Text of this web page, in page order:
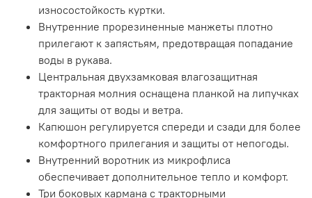
износостойкость куртки.
Внутренние прорезиненные манжеты плотно
прилегают к запястьям, предотвращая попадание
воды в рукава.
Центральная двухзамковая влагозащитная
тракторная молния оснащена планкой на липучках
для защиты от воды и ветра.
Капюшон регулируется спереди и сзади для более
комфортного прилегания и защиты от непогоды.
Внутренний воротник из микрофлиса
обеспечивает дополнительное тепло и комфорт.
Три боковых кармана с тракторными